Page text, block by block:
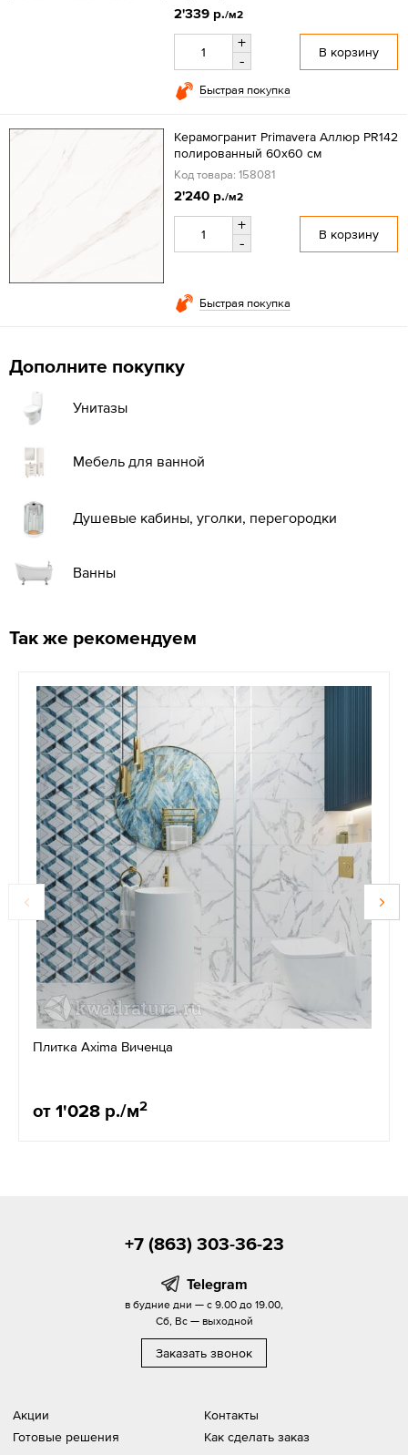
2'339 р./м2
+
-
В корзину
Быстрая покупка
Керамогранит Primavera Аллюр PR142
полированный 60x60 см
Код товара: 158081
2'240 р./м2
+
-
В корзину
Быстрая покупка
Дополните покупку
Унитазы
Мебель для ванной
Душевые кабины, уголки, перегородки
Ванны
Так же рекомендуем
Плитка Axima Виченца
от 1'028 р./м2
Акции
Готовые решения
Контакты
Как сделать заказ
+7 (863) 303-36-23
Telegram
в будние дни — с 9.00 до 19.00,
Сб, Вс — выходной
Заказать звонок